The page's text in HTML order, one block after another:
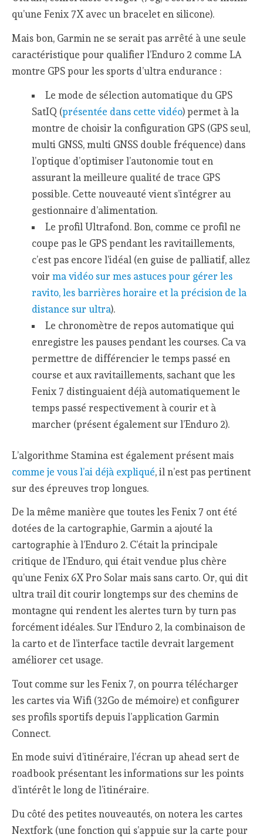
qu’une Fenix 7X avec un bracelet en silicone).
Mais bon, Garmin ne se serait pas arrêté à une seule
caractéristique pour qualifier l’Enduro 2 comme LA
montre GPS pour les sports d’ultra endurance :
Le mode de sélection automatique du GPS
SatIQ (présentée dans cette vidéo) permet à la
montre de choisir la configuration GPS (GPS seul,
multi GNSS, multi GNSS double fréquence) dans
l’optique d’optimiser l’autonomie tout en
assurant la meilleure qualité de trace GPS
possible. Cette nouveauté vient s’intégrer au
gestionnaire d’alimentation.
Le profil Ultrafond. Bon, comme ce profil ne
coupe pas le GPS pendant les ravitaillements,
c’est pas encore l’idéal (en guise de palliatif, allez
voir ma vidéo sur mes astuces pour gérer les
ravito, les barrières horaire et la précision de la
distance sur ultra).
Le chronomètre de repos automatique qui
enregistre les pauses pendant les courses. Ca va
permettre de différencier le temps passé en
course et aux ravitaillements, sachant que les
Fenix 7 distinguaient déjà automatiquement le
temps passé respectivement à courir et à
marcher (présent également sur l’Enduro 2).
L’algorithme Stamina est également présent mais
comme je vous l’ai déjà expliqué, il n’est pas pertinent
sur des épreuves trop longues.
De la même manière que toutes les Fenix 7 ont été
dotées de la cartographie, Garmin a ajouté la
cartographie à l’Enduro 2. C’était la principale
critique de l’Enduro, qui était vendue plus chère
qu’une Fenix 6X Pro Solar mais sans carto. Or, qui dit
ultra trail dit courir longtemps sur des chemins de
montagne qui rendent les alertes turn by turn pas
forcément idéales. Sur l’Enduro 2, la combinaison de
la carto et de l’interface tactile devrait largement
améliorer cet usage.
Tout comme sur les Fenix 7, on pourra télécharger
les cartes via Wifi (32Go de mémoire) et configurer
ses profils sportifs depuis l’application Garmin
Connect.
En mode suivi d’itinéraire, l’écran up ahead sert de
roadbook présentant les informations sur les points
d’intérêt le long de l’itinéraire.
Du côté des petites nouveautés, on notera les cartes
Nextfork (une fonction qui s’appuie sur la carte pour